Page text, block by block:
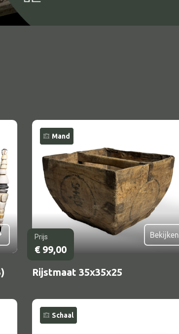
Alle bouwmateriaal
Bed
Mand
Prijs
€99,00
Bekijken
Rijstmaat 35x35x25
Schaal